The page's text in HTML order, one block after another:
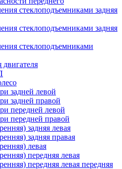
стеклоподъемниками задняя
стеклоподъемниками задняя
стеклоподъемниками
двигателя
задней левой
задней правой
передней левой
передней правой
задняя левая
задняя правая
левая
передняя левая
передняя левая передняя